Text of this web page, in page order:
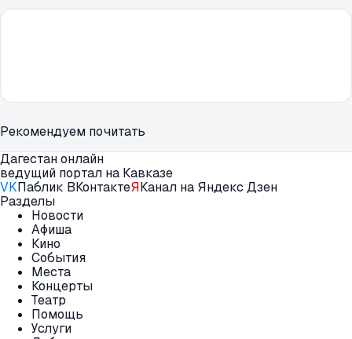
Рекомендуем почитать
Дагестан онлайн
ведущий портал на Кавказе
VKПаблик ВКонтактеЯКанал на Яндекс Дзен
Разделы
Новости
Афиша
Кино
События
Места
Концерты
Театр
Помощь
Услуги